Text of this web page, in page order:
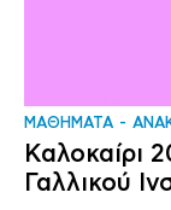
ΜΑΘΗΜΑΤΑ
Καλοκαίρι
Γαλλικού